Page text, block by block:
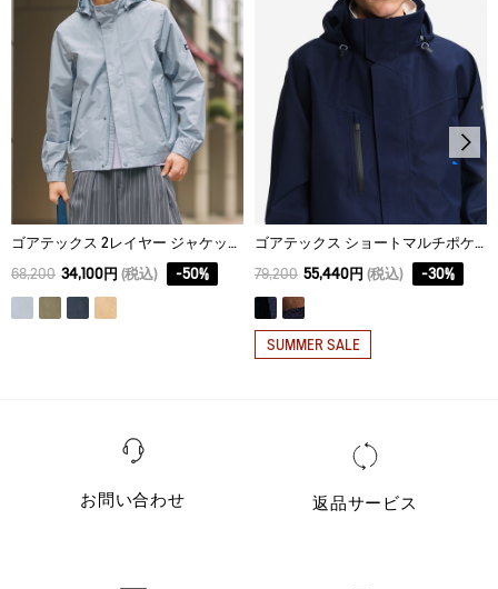
ドライクリーニング処理ができない。
ウェットクリーニング処理ができる。：通常の処理
M 73.5
L 75.5 51
XL 77.5 80.2 53
XXL 55
ゴアテックス 2レイヤー ジャケット RP
68,200 34,100円 (税込) -50%
ゴアテックス ショートマルチポケットジャケット
79,200 55,440円 (税込) -30%
SUMMER SALE
お問い合わせ 返品サービス